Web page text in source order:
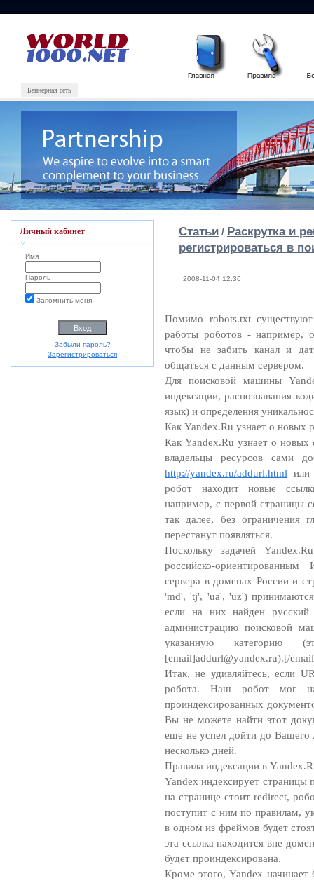
Баннерная сеть
Личный кабинет
Имя
Пароль
Запомнить меня
Забыли пароль?
Зарегистрироваться
Статьи / Раскрутка и
регистрироваться в
2008-11-04 12:36
Помимо robots.txt существуют
работы роботов - например,
чтобы не забить канал и
общаться с данным сервером.
Для поисковой машины
индексации, распознавания
язык) и определения
Как Yandex.Ru узнает о новых
Как Yandex.Ru узнает о новых
владельцы ресурсов сами
http://yandex.ru/addurl.html
робот находит новые
например, с первой страницы
так далее, без ограничения
перестанут появляться.
Поскольку задачей
российско-
сервера в доменах России и
'md', 'tj', 'ua', 'uz')
если на них найден русский
администрацию поисковой
указанную категорию
[email]addurl@yandex.ru).[/
Итак, не удивляйтесь, если
робота. Наш робот мог
проиндексированных
Вы не можете найти этот
еще не успел дойти до Вашего
несколько дней.
Правила индексации в
Yandex индексирует страницы
на странице стоит redirect,
поступит с ним по правилам,
в одном из фреймов будет
эта ссылка находится вне
будет проиндексирована.
Кроме этого, Yandex